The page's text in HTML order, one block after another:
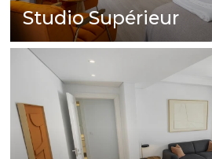
Studio Supérieur